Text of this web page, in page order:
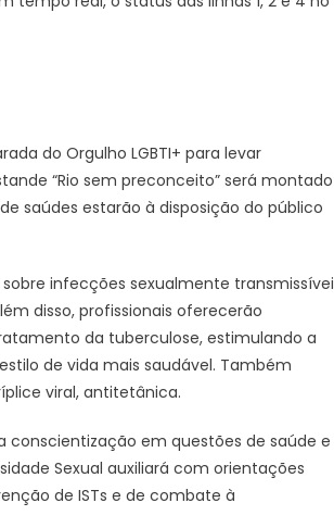
do Orgulho LGBTI+ para levar
“Rio sem preconceito” será montado
saúdes estarão à disposição do público
infecções sexualmente
disso, profissionais oferecerão
da tuberculose, estimulando a
de vida mais saudável. Também
viral, antitetânica.
conscientização em questões de saúde e
Sexual auxiliará com orientações
de ISTs e de combate à